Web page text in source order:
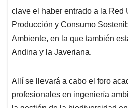
clave el haber entrado a la Red
Producción y Consumo
Ambiente, en la que también
Andina y la Javeriana.
Allí se llevará a cabo el foro
profesionales en ingeniería